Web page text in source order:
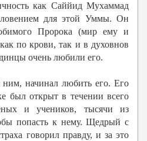
как Саййид Мухаммад
для этой Уммы. Он
Пророка (мир ему и
по крови, так и в духовнов
очень любили его.
ним, начинал любить его. Его
был открыт в течении всего
и учеников, тысячи из
попасть к нему. Щедрый с
говорил правду, и за это